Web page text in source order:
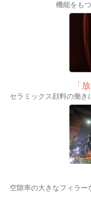
機能をも
「
セラミックス顔料の働き
空隙率の大きなフィラ